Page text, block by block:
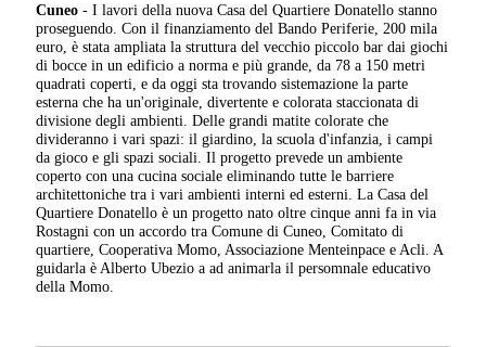
Cuneo - I lavori della nuova Casa del Quartiere Donatello stanno
proseguendo. Con il finanziamento del Bando Periferie, 200 mila
euro, è stata ampliata la struttura del vecchio piccolo bar dai giochi
di bocce in un edificio a norma e più grande, da 78 a 150 metri
quadrati coperti, e da oggi sta trovando sistemazione la parte
esterna che ha un'originale, divertente e colorata staccionata di
divisione degli ambienti. Delle grandi matite colorate che
divideranno i vari spazi: il giardino, la scuola d'infanzia, i campi
da gioco e gli spazi sociali. Il progetto prevede un ambiente
coperto con una cucina sociale eliminando tutte le barriere
architettoniche tra i vari ambienti interni ed esterni. La Casa del
Quartiere Donatello è un progetto nato oltre cinque anni fa in via
Rostagni con un accordo tra Comune di Cuneo, Comitato di
quartiere, Cooperativa Momo, Associazione Menteinpace e Acli. A
guidarla è Alberto Ubezio a ad animarla il persomnale educativo
della Momo.